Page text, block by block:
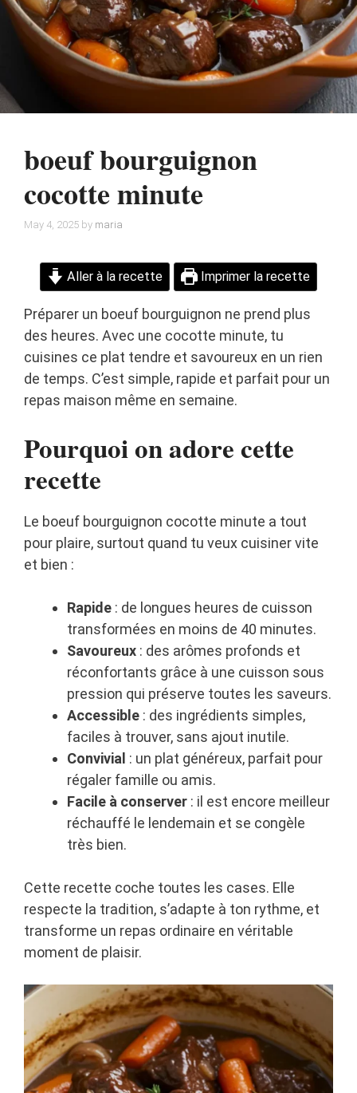
boeuf bourguignon
cocotte minute
May 4, 2025 by maria
Aller à la recette Imprimer la recette
Préparer un boeuf bourguignon ne prend plus
des heures. Avec une cocotte minute, tu
cuisines ce plat tendre et savoureux en un rien
de temps. C’est simple, rapide et parfait pour un
repas maison même en semaine.
Pourquoi on adore cette
recette
Le boeuf bourguignon cocotte minute a tout
pour plaire, surtout quand tu veux cuisiner vite
et bien :
Rapide : de longues heures de cuisson
transformées en moins de 40 minutes.
Savoureux : des arômes profonds et
réconfortants grâce à une cuisson sous
pression qui préserve toutes les saveurs.
Accessible : des ingrédients simples,
faciles à trouver, sans ajout inutile.
Convivial : un plat généreux, parfait pour
régaler famille ou amis.
Facile à conserver : il est encore meilleur
réchauffé le lendemain et se congèle
très bien.
Cette recette coche toutes les cases. Elle
respecte la tradition, s’adapte à ton rythme, et
transforme un repas ordinaire en véritable
moment de plaisir.